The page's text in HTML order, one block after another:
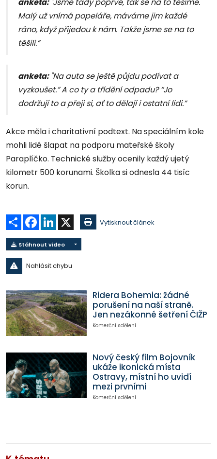
Malý už vnímá popeláře, máváme jim každé
ráno, když přijedou k nám. Takže jsme se na to
těšili.”
anketa: "Na auta se ještě půjdu podívat a
vyzkoušet.” A co ty a třídění odpadu? “Jo
dodržují to a přeji si, ať to dělají i ostatní lidi.”
Akce měla i charitativní podtext. Na speciálním kole
mohli lidé šlapat na podporu mateřské školy
Paraplíčko. Technické služby ocenily každý ujetý
kilometr 500 korunami. Školka si odnesla 44 tisíc
korun.
Sdílet Facebook
LinkedIn Vytisknout článek
Stáhnout video
Nahlásit chybu
Ridera Bohemia: žádné
porušení na naší straně.
Jen nezákonné šetření ČIŽP
Komerční sdělení
Nový český film Bojovník
ukáže ikonická místa
Ostravy, místní ho uvidí
mezi prvními
Komerční sdělení